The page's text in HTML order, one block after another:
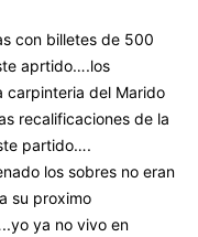
con billetes de 500
aprtido….los
carpinteria del Marido
recalificaciones de la
partido….
los sobres no eran
su proximo
ya no vivo en